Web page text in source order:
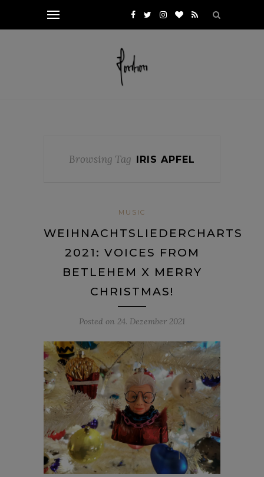
Browsing Tag IRIS APFEL
MUSIC
WEIHNACHTSLIEDERCHARTS
2021: VOICES FROM
BETLEHEM X MERRY
CHRISTMAS!
Posted on 24. Dezember 2021